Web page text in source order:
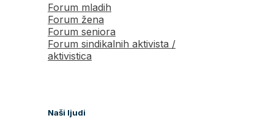
Forum mladih
Forum žena
Forum seniora
Forum sindikalnih aktivista /
aktivistica
Naši ljudi